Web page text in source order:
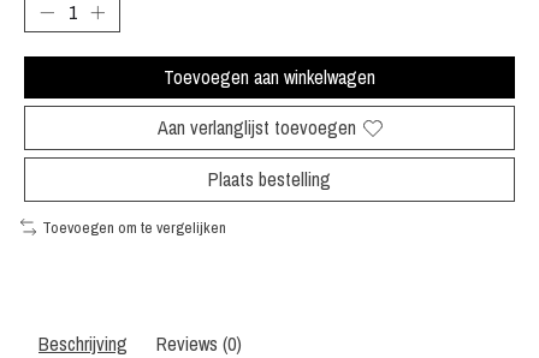
Toevoegen aan winkelwagen
Aan verlanglijst toevoegen
Plaats bestelling
Toevoegen om te vergelijken
Beschrijving Reviews (0)